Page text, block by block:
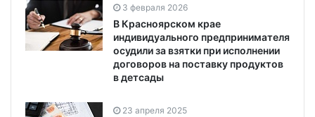
3 февраля 2026
В Красноярском крае
индивидуального предпринимателя
осудили за взятки при исполнении
договоров на поставку продуктов
в детсады
23 апреля 2025